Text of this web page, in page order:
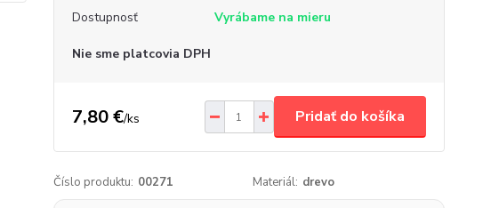
Dostupnosť Vyrábame na mieru
Nie sme platcovia DPH
7,80 €/ks Pridať do košíka
Číslo produktu: 00271 Materiál: drevo